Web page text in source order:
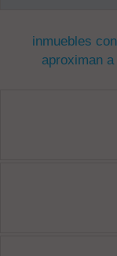
inmuebles
aproximan